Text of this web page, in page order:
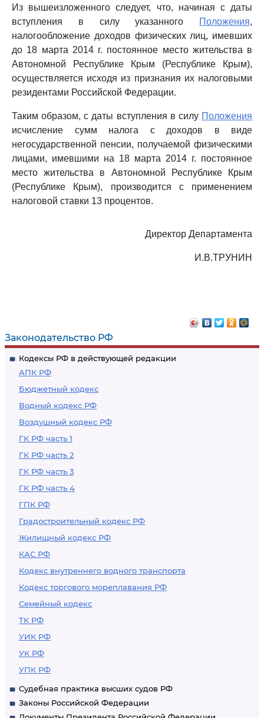
Законодательство РФ
Кодексы РФ в действующей редакции
АПК РФ
Бюджетный кодекс
Водный кодекс РФ
Воздушный кодекс РФ
ГК РФ часть 1
ГК РФ часть 2
ГК РФ часть 3
ГК РФ часть 4
ГПК РФ
Градостроительный кодекс РФ
Жилищный кодекс РФ
КАС РФ
Кодекс внутреннего водного транспорта
Кодекс торгового мореплавания РФ
Семейный кодекс
ТК РФ
УИК РФ
УК РФ
УПК РФ
Судебная практика высших судов РФ
Законы Российской Федерации
Из вышеизложенного следует, что, начиная с даты
вступления в силу указанного
Положения,
налогообложение доходов физических лиц, имевших
до 18 марта 2014 г. постоянное место жительства в
Автономной Республике Крым (Республике Крым),
осуществляется исходя из признания их налоговыми
резидентами Российской Федерации.
Таким образом, с даты вступления в силу Положения
исчисление сумм налога с доходов в виде
негосударственной пенсии, получаемой физическими
лицами, имевшими на 18 марта 2014 г. постоянное
место жительства в Автономной Республике Крым
(Республике Крым), производится с применением
налоговой ставки 13 процентов.
Директор Департамента
И.В.ТРУНИН